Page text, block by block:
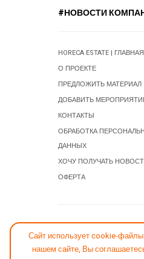
Сайт использует cookie-
нашем сайте, Вы
#НОВОСТИ
HORECA ESTATE | ГЛАВНАЯ
О ПРОЕКТЕ
ПРЕДЛОЖИТЬ МАТЕРИАЛ
ДОБАВИТЬ
КОНТАКТЫ
ОБРАБОТКА
ДАННЫХ
ХОЧУ ПОЛУЧАТЬ
ОФЕРТА
© 2026 НОВОСТИ
JOOMLA! CMS-